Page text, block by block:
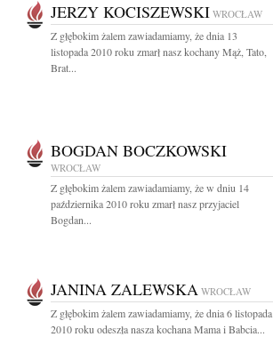
JERZY KOCISZEWSKI WROCŁAW
Z głębokim żalem zawiadamiamy, że dnia 13
listopada 2010 roku zmarł nasz kochany Mąż, Tato,
Brat...
BOGDAN BOCZKOWSKI
WROCŁAW
Z głębokim żalem zawiadamiamy, że w dniu 14
października 2010 roku zmarł nasz przyjaciel
Bogdan...
JANINA ZALEWSKA WROCŁAW
Z głębokim żalem zawiadamiamy, że dnia 6 listopada
2010 roku odeszła nasza kochana Mama i Babcia...